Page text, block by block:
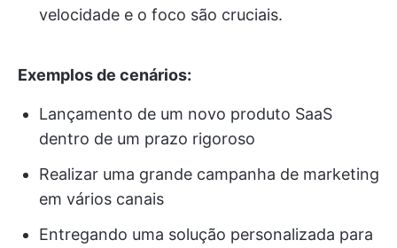
velocidade e o foco são cruciais.
Exemplos de cenários:
Lançamento de um novo produto SaaS
dentro de um prazo rigoroso
Realizar uma grande campanha de marketing
em vários canais
Entregando uma solução personalizada para